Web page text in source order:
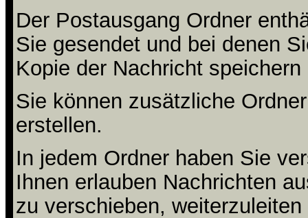
Der Postausgang Ordner
Sie gesendet und bei denen
Kopie der Nachricht
Sie können zusätzliche
erstellen.
In jedem Ordner haben Sie
Ihnen erlauben Nachrichten
zu verschieben,